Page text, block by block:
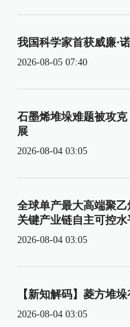
我国科学家首获威廉·
2026-08-05 07:40
石墨烯堆垛难题被攻
展
2026-08-04 03:05
全球单产最大高端聚
关键产业链自主可控水
2026-08-04 03:05
【新知解码】菱方堆
2026-08-04 03:05